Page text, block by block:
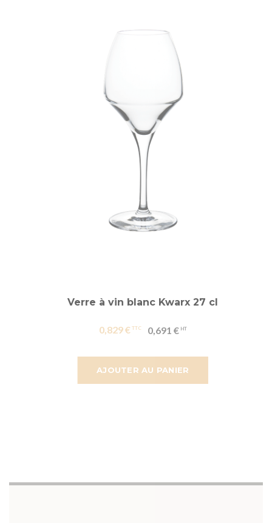
AJOUTER AU PANIER
Verre à vin blanc Kwarx 27 cl
0,829 € 0,691 €